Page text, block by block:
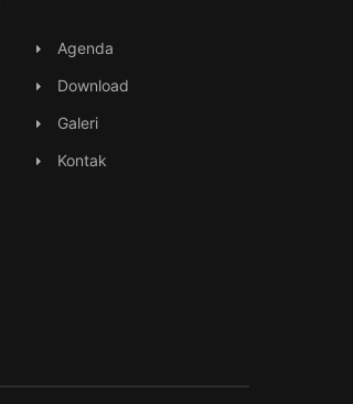
Agenda
Download
Galeri
Kontak